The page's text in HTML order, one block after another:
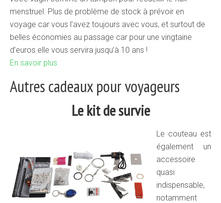
menstruel. Plus de problème de stock à prévoir en
voyage car vous l’avez toujours avec vous, et surtout de
belles économies au passage car pour une vingtaine
d’euros elle vous servira jusqu’à 10 ans !
En savoir plus
Autres cadeaux pour voyageurs
Le kit de survie
Le couteau est
également un
accessoire
quasi
indispensable,
notamment